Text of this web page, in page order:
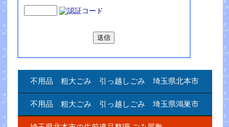
不用品 粗大ごみ 引っ越しごみ 埼玉県北本市
不用品 粗大ごみ 引っ越しごみ 埼玉県鴻巣市